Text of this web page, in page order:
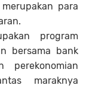
para
program
bersama bank
perekonomian
maraknya